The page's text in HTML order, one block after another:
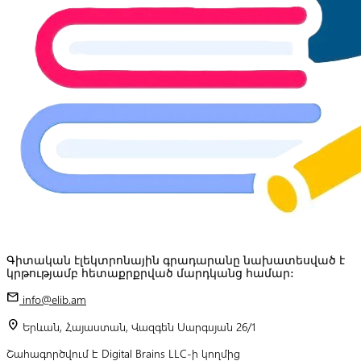
Գիտական էլեկտրոնային գրադարանը նախատեսված է
կրթությամբ հետաքրքրված մարդկանց համար:
mail info@elib.am
location_on Երևան, Հայաստան, Վազգեն Սարգսյան 26/1
Շահագործվում է Digital Brains LLC-ի կողմից